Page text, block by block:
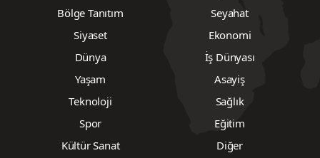
Bölge Tanıtım
Seyahat
Siyaset
Ekonomi
Dünya
İş Dünyası
Yaşam
Asayiş
Teknoloji
Sağlık
Spor
Eğitim
Kültür Sanat
Diğer